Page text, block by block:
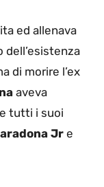
ed allenava
dell’esistenza
di morire l’ex
aveva
tutti i suoi
Jre